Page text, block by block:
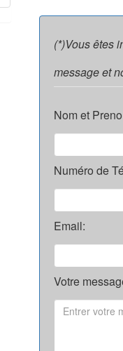
(*)Vous êtes
message et
Nom et
Numéro de
Email:
Votre